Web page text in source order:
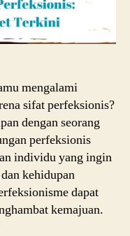
mengalami
sifat perfeksionis?
dengan seorang
perfeksionis
individu yang ingin
kehidupan
dapat
kemajuan.